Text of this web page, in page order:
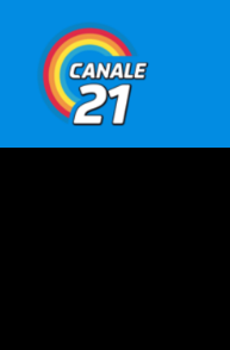
main
content